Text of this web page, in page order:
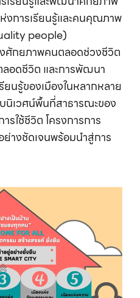
งการเรียนรู้และคนคุณภาพ
people)
ศักยภาพคนตลอดช่วงชีวิต
ลอดชีวิต และการพัฒนา
ยนรู้ของเมืองในหลากหลาย
นิเวศน์พื้นที่สาธารณะของ
รใช้ชีวิต โครงการการ
างชัดเจนพร้อมนำสู่การ